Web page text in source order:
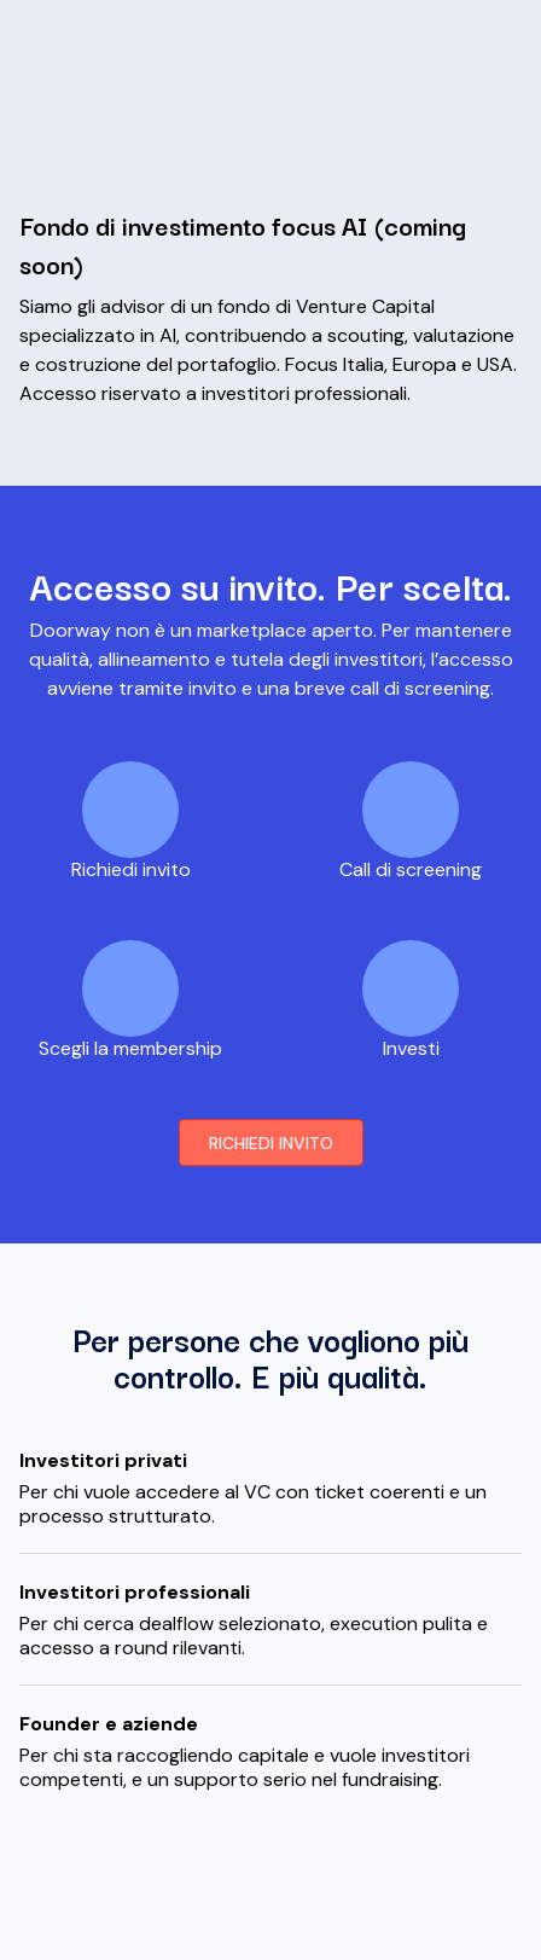
Fondo di investimento focus AI (coming
soon)
Siamo gli advisor di un fondo di Venture Capital
specializzato in AI, contribuendo a scouting, valutazione
e costruzione del portafoglio. Focus Italia, Europa e USA.
Accesso riservato a investitori professionali.
Accesso su invito. Per scelta.
Doorway non è un marketplace aperto. Per mantenere
qualità, allineamento e tutela degli investitori, l’accesso
avviene tramite invito e una breve call di screening.
Richiedi invito Call di screening
Scegli la membership Investi
RICHIEDI INVITO
Per persone che vogliono più
controllo. E più qualità.
Investitori privati
Per chi vuole accedere al VC con ticket coerenti e un
processo strutturato.
Investitori professionali
Per chi cerca dealflow selezionato, execution pulita e
accesso a round rilevanti.
Founder e aziende
Per chi sta raccogliendo capitale e vuole investitori
competenti, e un supporto serio nel fundraising.